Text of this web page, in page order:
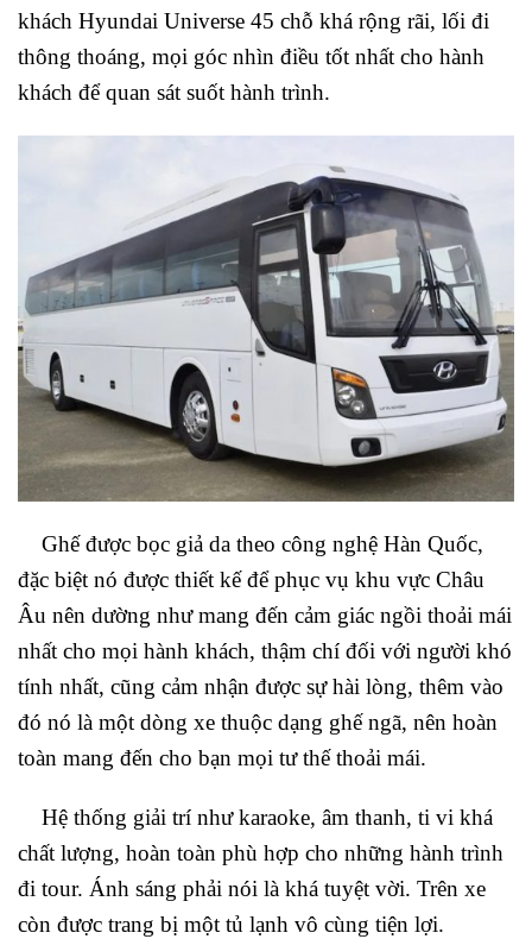
khách Hyundai Universe 45 chỗ khá rộng rãi, lối đi
thông thoáng, mọi góc nhìn điều tốt nhất cho hành
khách để quan sát suốt hành trình.
Ghế được bọc giả da theo công nghệ Hàn Quốc,
đặc biệt nó được thiết kế để phục vụ khu vực Châu
Âu nên dường như mang đến cảm giác ngồi thoải mái
nhất cho mọi hành khách, thậm chí đối với người khó
tính nhất, cũng cảm nhận được sự hài lòng, thêm vào
đó nó là một dòng xe thuộc dạng ghế ngã, nên hoàn
toàn mang đến cho bạn mọi tư thế thoải mái.
Hệ thống giải trí như karaoke, âm thanh, ti vi khá
chất lượng, hoàn toàn phù hợp cho những hành trình
đi tour. Ánh sáng phải nói là khá tuyệt vời. Trên xe
còn được trang bị một tủ lạnh vô cùng tiện lợi.